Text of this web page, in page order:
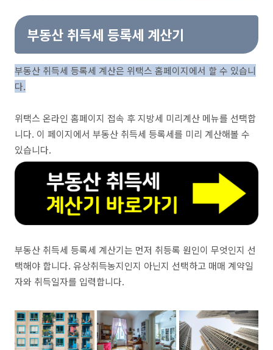
부동산 취득세 등록세 계산기
부동산 취득세 등록세 계산은 위택스 홈페이지에서 할 수 있습니
다.
위택스 온라인 홈페이지 접속 후 지방세 미리계산 메뉴를 선택합
니다. 이 페이지에서 부동산 취득세 등록세를 미리 계산해볼 수
있습니다.
부동산 취득세 등록세 계산기는 먼저 취등록 원인이 무엇인지 선
택해야 합니다. 유상취득농지인지 아닌지 선택하고 매매 계약일
자와 취득일자를 입력합니다.